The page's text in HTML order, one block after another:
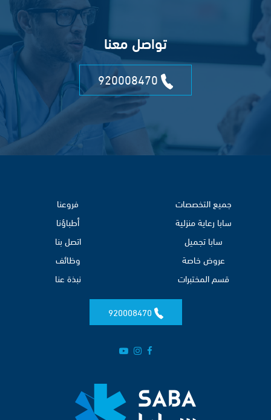
تواصل معنا
جميع التخصصات
سابا رعاية منزلية
سابا تجميل
عروض خاصة
قسم المختبرات
فروعنا
أطباؤنا
اتصل بنا
وظائف
نبذة عنا